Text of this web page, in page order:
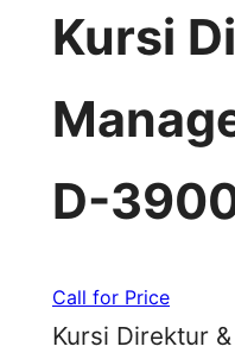
Kursi
D-
Call for Price
Kursi Direktur